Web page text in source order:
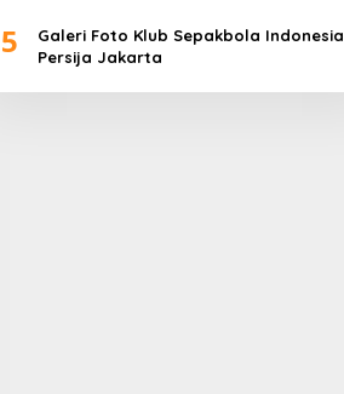
5
Galeri Foto Klub Sepakbola Indonesia
Persija Jakarta